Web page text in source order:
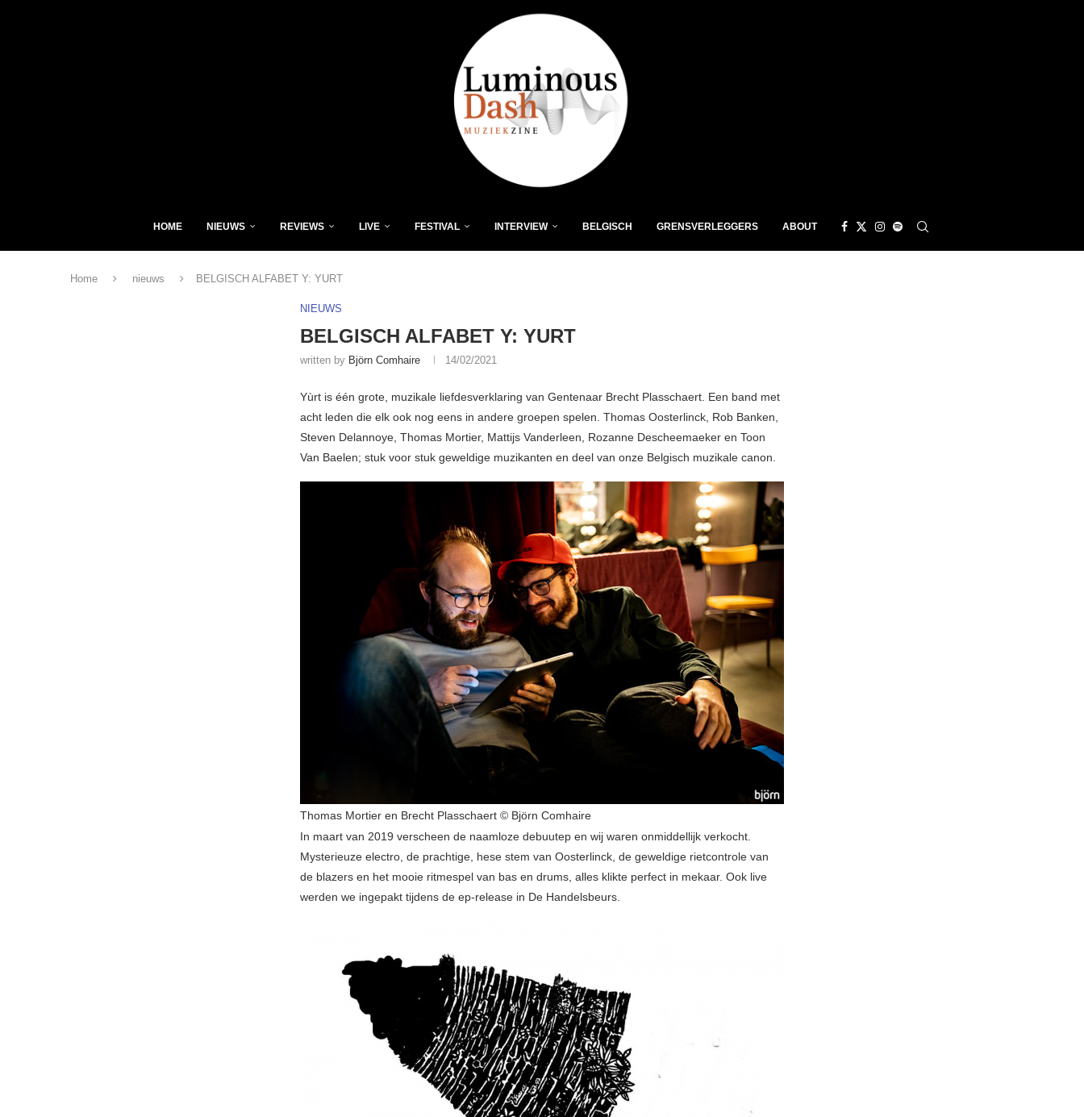
HOME NIEUWS REVIEWS LIVE FESTIVAL INTERVIEW BELGISCH GRENSVERLEGGERS ABOUT
Home nieuws BELGISCH ALFABET Y: YURT
NIEUWS
BELGISCH ALFABET Y: YURT
written by Björn Comhaire 14/02/2021
Yùrt is één grote, muzikale liefdesverklaring van Gentenaar Brecht Plasschaert. Een band met
acht leden die elk ook nog eens in andere groepen spelen. Thomas Oosterlinck, Rob Banken,
Steven Delannoye, Thomas Mortier, Mattijs Vanderleen, Rozanne Descheemaeker en Toon
Van Baelen; stuk voor stuk geweldige muzikanten en deel van onze Belgisch muzikale canon.
Thomas Mortier en Brecht Plasschaert © Björn Comhaire
In maart van 2019 verscheen de naamloze debuutep en wij waren onmiddellijk verkocht.
Mysterieuze electro, de prachtige, hese stem van Oosterlinck, de geweldige rietcontrole van
de blazers en het mooie ritmespel van bas en drums, alles klikte perfect in mekaar. Ook live
werden we ingepakt tijdens de ep-release in De Handelsbeurs.